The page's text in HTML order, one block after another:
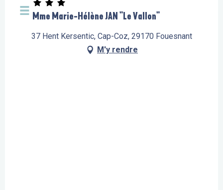
Mme Marie-Hélène JAN "Le Vallon"
37 Hent Kersentic, Cap-Coz, 29170 Fouesnant
M'y rendre